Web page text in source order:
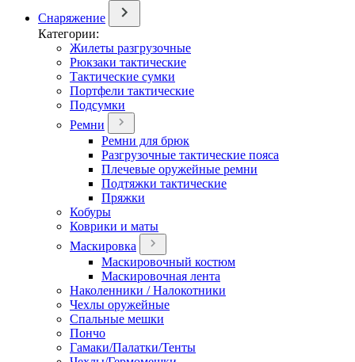
Снаряжение
Категории:
Жилеты разгрузочные
Рюкзаки тактические
Тактические сумки
Портфели тактические
Подсумки
Ремни
Ремни для брюк
Разгрузочные тактические пояса
Плечевые оружейные ремни
Подтяжки тактические
Пряжки
Кобуры
Коврики и маты
Маскировка
Маскировочный костюм
Маскировочная лента
Наколенники / Налокотники
Чехлы оружейные
Спальные мешки
Пончо
Гамаки/Палатки/Тенты